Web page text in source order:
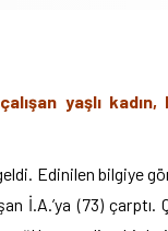
yaşlı
Edinilen bilgiye
İ.A.’ya (73) çarptı.